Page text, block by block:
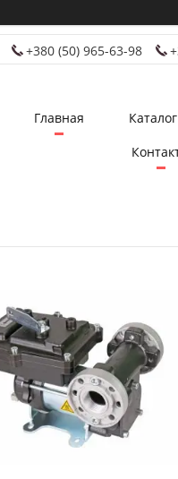
+380 (50) 965-63-98
Главная